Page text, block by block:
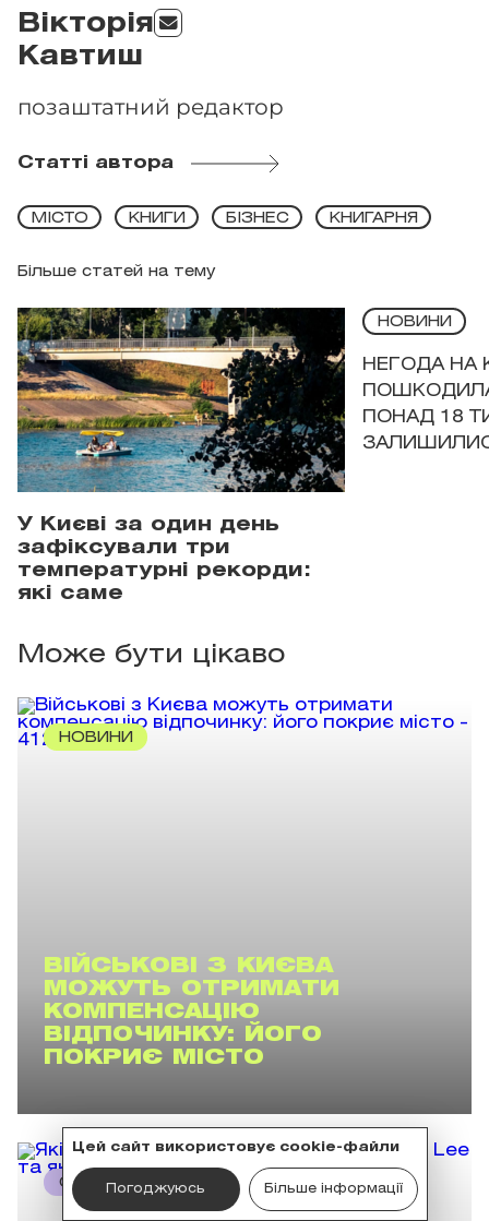
Вікторія
Кавтиш
позаштатний редактор
Статті автора
Більше статей на тему
МІСТО КНИГИ БІЗНЕС КНИГАРНЯ
У Києві за один день
зафіксували три
температурні рекорди:
які саме
НОВИНИ
НЕГОДА НА
ПОНАД 18
Може бути цікаво
НОВИНИ
ВІЙСЬКОВІ З КИЄВА
МОЖУТЬ ОТРИМАТИ
КОМПЕНСАЦІЮ
ВІДПОЧИНКУ: ЙОГО
ПОКРИЄ МІСТО
СТИЛЬНИЙ
Цей сайт використовує cookie-файли
Погоджуюсь Більше інформації